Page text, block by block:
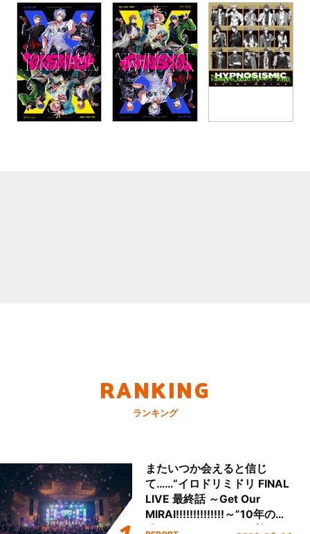
RANKING
ランキング
またいつか会えると信じ
て……“イロドリミドリ FINAL
LIVE 最終話 ～Get Our
MIRAI!!!!!!!!!!!!!!～”10年の活
動を経てファイナルを迎える